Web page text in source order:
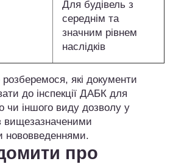
Для будівель з
середнім та
значним рівнем
наслідків
які документи
до інспекції ДАБК для
чи іншого виду дозволу у
вищезазначеними
нововведеннями.
про